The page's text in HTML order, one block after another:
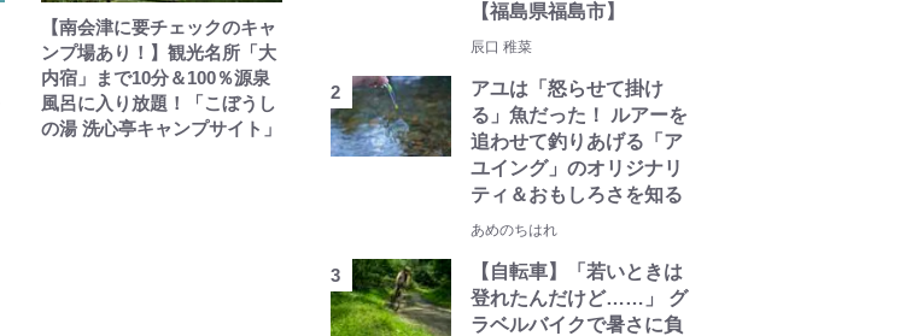
【南会津に要チェックのキャ
ンプ場あり！】観光名所「大
内宿」まで10分＆100％源泉
風呂に入り放題！「こぼうし
の湯 洗心亭キャンプサイト」
【福島県福島市】
辰口 稚菜
アユは「怒らせて掛け
る」魚だった！ ルアーを
追わせて釣りあげる「ア
ユイング」のオリジナリ
ティ＆おもしろさを知る
あめのちはれ
【自転車】「若いときは
登れたんだけど……」 グ
ラベルバイクで暑さに負